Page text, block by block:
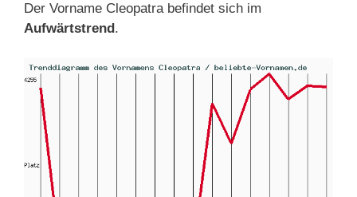
Der Vorname Cleopatra befindet sich im
Aufwärtstrend.